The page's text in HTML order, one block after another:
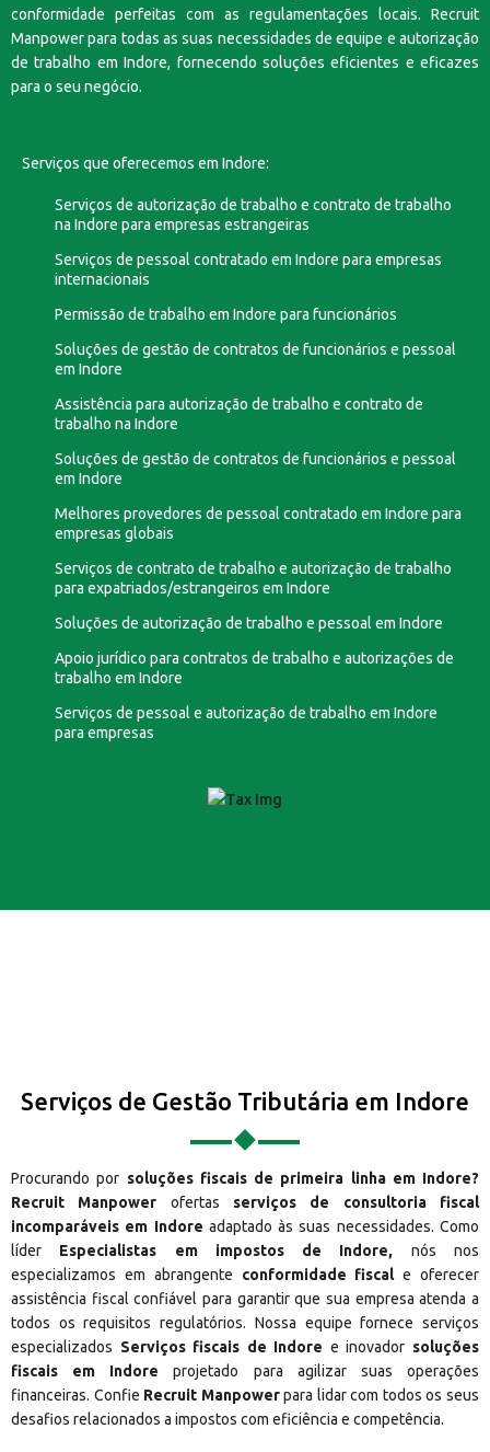
conformidade perfeitas com as regulamentações locais. Recruit
Manpower para todas as suas necessidades de equipe e autorização
de trabalho em Indore, fornecendo soluções eficientes e eficazes
para o seu negócio.
Serviços que oferecemos em Indore:
Serviços de autorização de trabalho e contrato de trabalho
na Indore para empresas estrangeiras
Serviços de pessoal contratado em Indore para empresas
internacionais
Permissão de trabalho em Indore para funcionários
Soluções de gestão de contratos de funcionários e pessoal
em Indore
Assistência para autorização de trabalho e contrato de
trabalho na Indore
Soluções de gestão de contratos de funcionários e pessoal
em Indore
Melhores provedores de pessoal contratado em Indore para
empresas globais
Serviços de contrato de trabalho e autorização de trabalho
para expatriados/estrangeiros em Indore
Soluções de autorização de trabalho e pessoal em Indore
Apoio jurídico para contratos de trabalho e autorizações de
trabalho em Indore
Serviços de pessoal e autorização de trabalho em Indore
para empresas
Serviços de Gestão Tributária em Indore
Procurando por soluções fiscais de primeira linha em Indore?
Recruit Manpower ofertas serviços de consultoria fiscal
incomparáveis em Indore adaptado às suas necessidades. Como
líder Especialistas em impostos de Indore, nós nos
especializamos em abrangente conformidade fiscale oferecer
assistência fiscal confiável para garantir que sua empresa atenda a
todos os requisitos regulatórios. Nossa equipe fornece serviços
especializados Serviços fiscais de Indore e inovador soluções
fiscais em Indore projetado para agilizar suas operações
financeiras. Confie Recruit Manpowerpara lidar com todos os seus
desafios relacionados a impostos com eficiência e competência.